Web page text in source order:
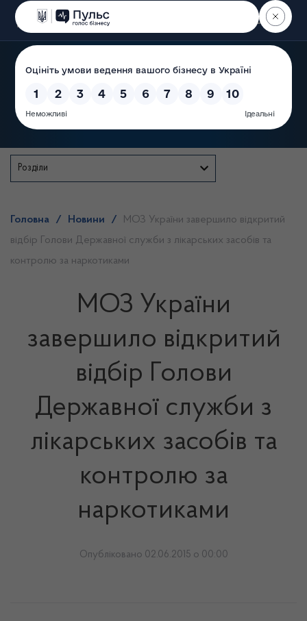
Пошук
Розділи
Головна / Новини /
МОЗ України завершило відкритий
відбір Голови Державної служби з лікарських засобів та
контролю за наркотиками
МОЗ України
завершило відкритий
відбір Голови
Державної служби з
лікарських засобів та
контролю за
наркотиками
Опубліковано 02.06.2015 о 00:00